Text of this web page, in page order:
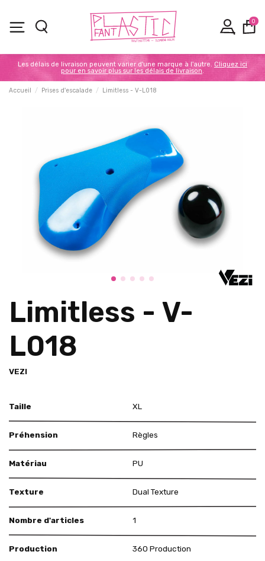
0
Les délais de livraison peuvent varier d'une marque à l'autre. Cliquez ici
pour en savoir plus sur les délais de livraison.
Accueil Prises d'escalade Limitless - V-L018
Limitless - V-
L018
VEZI
Taille XL
Préhension Règles
Matériau PU
Texture Dual Texture
Nombre d'articles 1
Production 360 Production